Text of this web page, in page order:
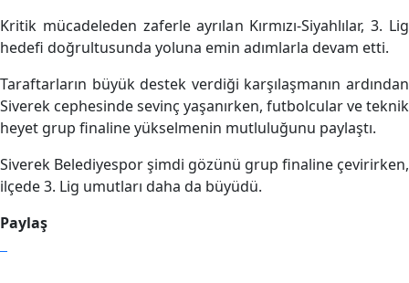
Kritik mücadeleden zaferle ayrılan Kırmızı-Siyahlılar, 3. Lig
hedefi doğrultusunda yoluna emin adımlarla devam etti.
Taraftarların büyük destek verdiği karşılaşmanın ardından
Siverek cephesinde sevinç yaşanırken, futbolcular ve teknik
heyet grup finaline yükselmenin mutluluğunu paylaştı.
Siverek Belediyespor şimdi gözünü grup finaline çevirirken,
ilçede 3. Lig umutları daha da büyüdü.
Paylaş